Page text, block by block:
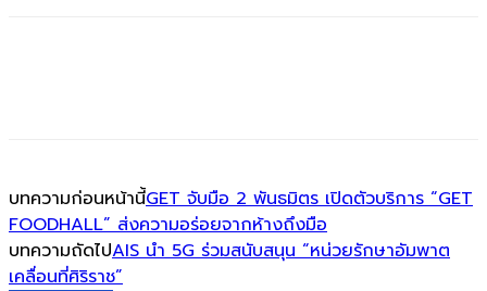
บทความก่อนหน้านี้GET จับมือ 2 พันธมิตร เปิดตัวบริการ “GET
FOODHALL” ส่งความอร่อยจากห้างถึงมือ
บทความถัดไปAIS นำ 5G ร่วมสนับสนุน “หน่วยรักษาอัมพาต
เคลื่อนที่ศิริราช”